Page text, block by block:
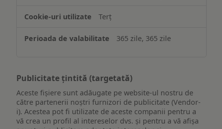
Terț
365 zile, 365 zile
Publicitate țintită (targetată)
Aceste fișiere sunt adăugate pe website-ul nostru de
către partenerii noștri furnizori de publicitate (Vendor-
i). Acestea pot fi utilizate de aceste companii pentru a
vă crea un profil al intereselor dvs. și pentru a vă afișa